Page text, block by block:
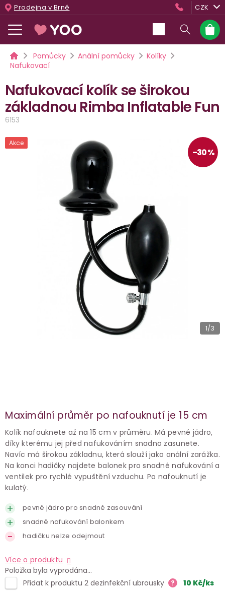
Přejít
na
obsah
Prodejna v Brně CZK
košík
DomůPomůcky Anální pomůcky
Kolíky
Nafukovací
Nafukovací kolík se širokou
základnou Rimba Inflatable Fun
6153
1/3
–30 %
Akce
Maximální průměr po nafouknutí je 15 cm
Kolík nafouknete až na 15 cm v průměru. Má pevné jádro,
díky kterému jej před nafukováním snadno zasunete.
Navíc má širokou základnu, která slouží jako anální zarážka.
Na konci hadičky najdete balonek pro snadné nafukování a
ventilek pro rychlé vypuštění vzduchu. Po nafouknutí je
kulatý.
pevné jádro pro snadné zasouvání
snadné nafukování balonkem
hadičku nelze odejmout
Více o produktu
Položka byla vyprodána…
Přidat k produktu 2 dezinfekční ubrousky
? 10 Kč/ks